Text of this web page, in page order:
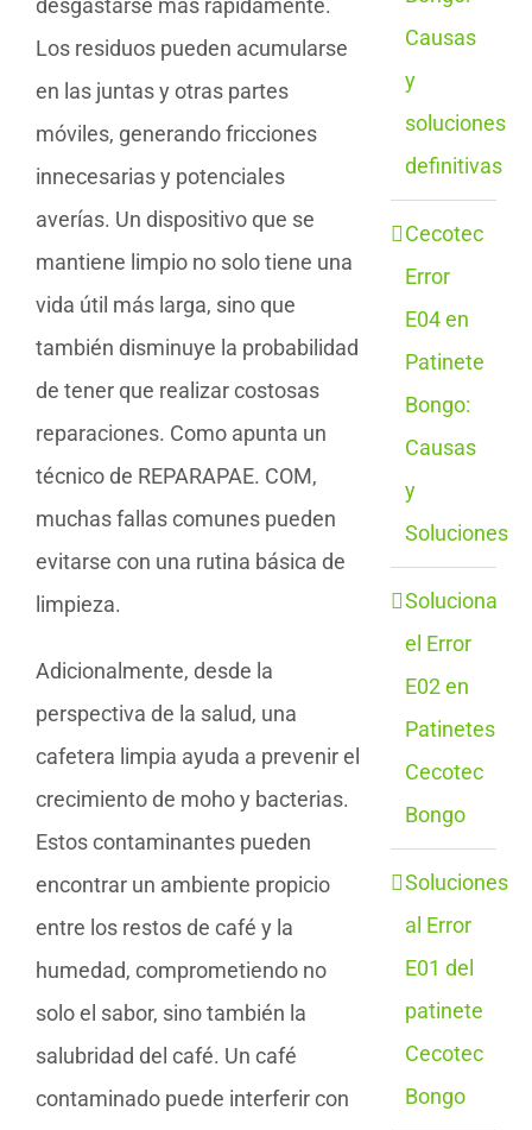
desgastarse más rápidamente.
Los residuos pueden acumularse
en las juntas y otras partes
móviles, generando fricciones
innecesarias y potenciales
averías. Un dispositivo que se
mantiene limpio no solo tiene una
vida útil más larga, sino que
también disminuye la probabilidad
de tener que realizar costosas
reparaciones. Como apunta un
técnico de REPARAPAE. COM,
muchas fallas comunes pueden
evitarse con una rutina básica de
limpieza.
Adicionalmente, desde la
perspectiva de la salud, una
cafetera limpia ayuda a prevenir el
crecimiento de moho y bacterias.
Estos contaminantes pueden
encontrar un ambiente propicio
entre los restos de café y la
humedad, comprometiendo no
solo el sabor, sino también la
salubridad del café. Un café
contaminado puede interferir con
Causas
y
soluciones
definitivas
Cecotec
Error
E04 en
Patinete
Bongo:
Causas
y
Soluciones
Soluciona
el Error
E02 en
Patinetes
Cecotec
Bongo
Soluciones
al Error
E01 del
patinete
Cecotec
Bongo